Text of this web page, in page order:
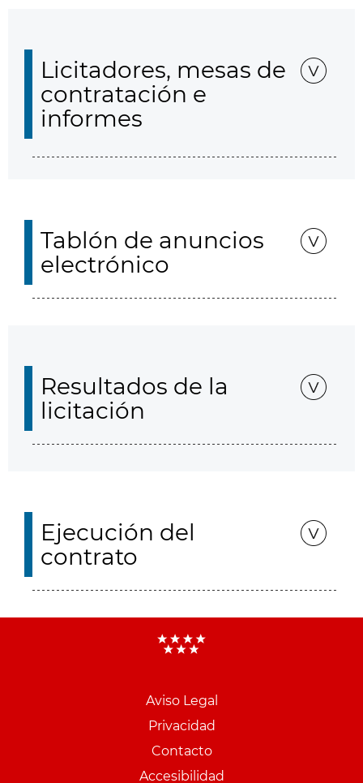
Licitadores, mesas de
contratación e
informes
Tablón de anuncios
electrónico
Resultados de la
licitación
Ejecución del
contrato
Aviso Legal
Privacidad
Contacto
Accesibilidad